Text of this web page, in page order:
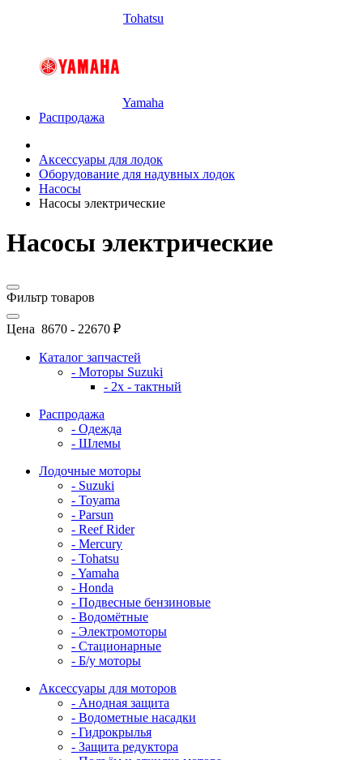
Tohatsu
Yamaha
Распродажа
Аксессуары для лодок
Оборудование для надувных лодок
Насосы
Насосы электрические
Насосы электрические
Фильтр товаров
Цена 8670 - 22670 ₽
Каталог запчастей
- Моторы Suzuki
- 2x - тактный
Распродажа
- Одежда
- Шлемы
Лодочные моторы
- Suzuki
- Toyama
- Parsun
- Reef Rider
- Mercury
- Tohatsu
- Yamaha
- Honda
- Подвесные бензиновые
- Водомётные
- Электромоторы
- Стационарные
- Б/у моторы
Аксессуары для моторов
- Анодная защита
- Водометные насадки
- Гидрокрылья
- Защита редуктора